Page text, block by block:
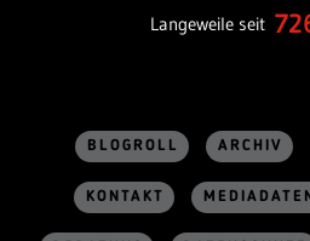
Langeweile seit
BLOGROLL ARCHIV
KONTAKT MEDIADATEN